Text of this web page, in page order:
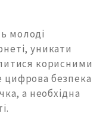
молоді
уникати
корисними
безпека
а необхідна